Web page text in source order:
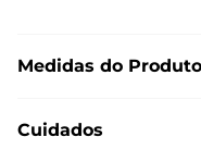
Medidas do Produto
Cuidados